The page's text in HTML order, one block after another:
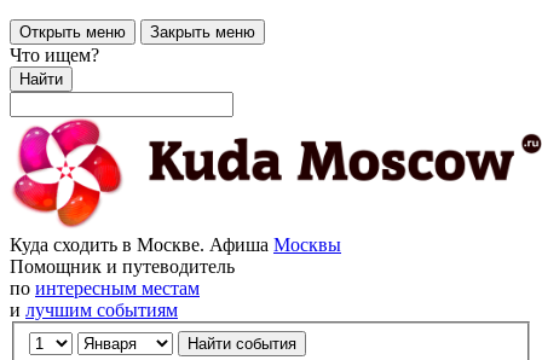
Открыть меню Закрыть меню
Что ищем?
Найти
Куда сходить в Москве. Афиша Москвы
Помощник и путеводитель
по интересным местам
и лучшим событиям